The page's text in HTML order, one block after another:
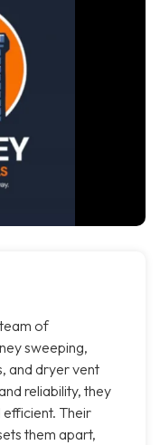
of
sweeping,
and dryer vent
reliability, they
efficient. Their
them apart,